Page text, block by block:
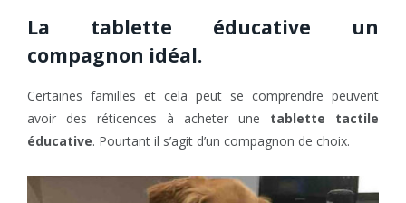
La tablette éducative un
compagnon idéal.
Certaines familles et cela peut se comprendre peuvent
avoir des réticences à acheter une tablette tactile
éducative. Pourtant il s’agit d’un compagnon de choix.